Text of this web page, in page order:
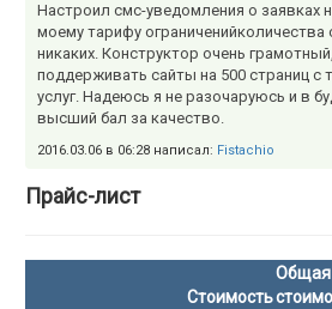
Настроил смс-уведомления о заявках
моему тарифу ограниченийколичества
никаких. Конструктор очень
поддерживать сайты на 500 страниц с
услуг. Надеюсь я не разочаруюсь и в
высший бал за качество.
2016.03.06 в 06:28 написал: Fistachio
Прайс-лист
Стоимость
Общая